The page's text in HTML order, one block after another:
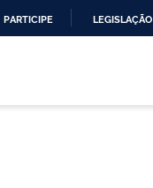
PARTICIPE LEGISLAÇÃO